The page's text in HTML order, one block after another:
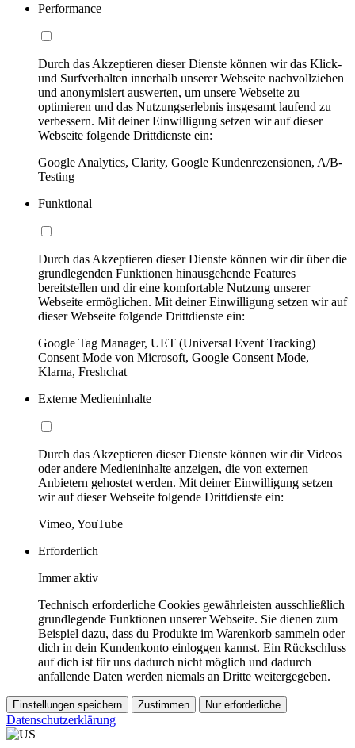
Performance
Durch das Akzeptieren dieser Dienste können wir das Klick-
und Surfverhalten innerhalb unserer Webseite nachvollziehen
und anonymisiert auswerten, um unsere Webseite zu
optimieren und das Nutzungserlebnis insgesamt laufend zu
verbessern. Mit deiner Einwilligung setzen wir auf dieser
Webseite folgende Drittdienste ein:
Google Analytics, Clarity, Google Kundenrezensionen, A/B-
Testing
Funktional
Durch das Akzeptieren dieser Dienste können wir dir über die
grundlegenden Funktionen hinausgehende Features
bereitstellen und dir eine komfortable Nutzung unserer
Webseite ermöglichen. Mit deiner Einwilligung setzen wir auf
dieser Webseite folgende Drittdienste ein:
Google Tag Manager, UET (Universal Event Tracking)
Consent Mode von Microsoft, Google Consent Mode,
Klarna, Freshchat
Externe Medieninhalte
Durch das Akzeptieren dieser Dienste können wir dir Videos
oder andere Medieninhalte anzeigen, die von externen
Anbietern gehostet werden. Mit deiner Einwilligung setzen
wir auf dieser Webseite folgende Drittdienste ein:
Vimeo, YouTube
Erforderlich
Immer aktiv
Technisch erforderliche Cookies gewährleisten ausschließlich
grundlegende Funktionen unserer Webseite. Sie dienen zum
Beispiel dazu, dass du Produkte im Warenkorb sammeln oder
dich in dein Kundenkonto einloggen kannst. Ein Rückschluss
auf dich ist für uns dadurch nicht möglich und dadurch
anfallende Daten werden niemals an Dritte weitergegeben.
Einstellungen speichern Zustimmen Nur erforderliche
Datenschutzerklärung